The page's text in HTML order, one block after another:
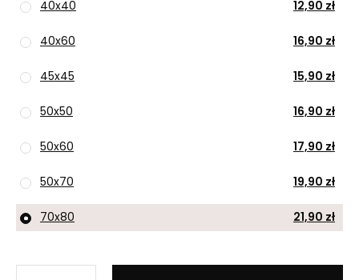
40x40 12,90 zł
40x60 16,90 zł
45x45 15,90 zł
50x50 16,90 zł
50x60 17,90 zł
50x70 19,90 zł
70x80 21,90 zł